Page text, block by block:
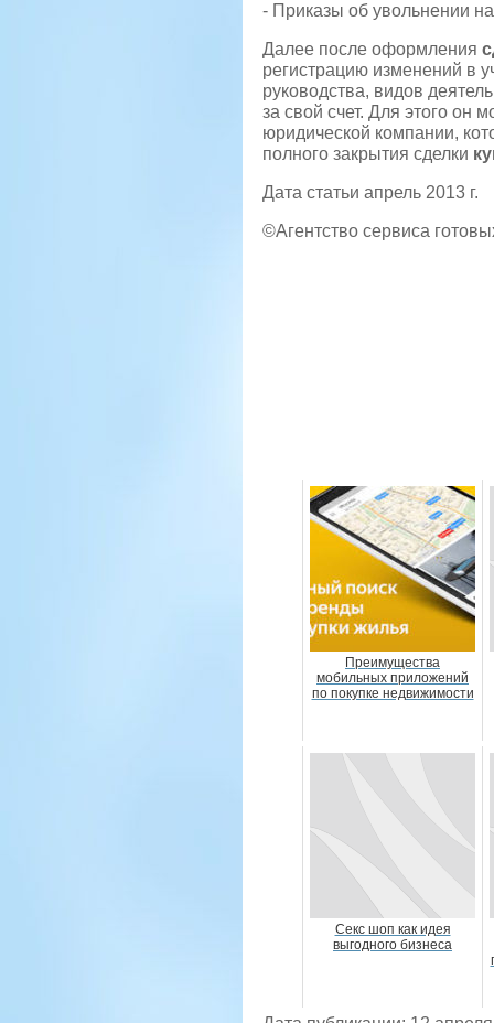
- Приказы об увольнении
Далее после оформления
регистрацию изменений в
руководства, видов
за свой счет. Для этого он
юридической компании,
полного закрытия сделки
Дата статьи апрель 2013 г.
©Агентство сервиса
Преимущества
мобильных приложений
по покупке недвижимости
Секс шоп как идея
выгодного бизнеса